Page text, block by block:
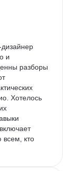
и
разборы
Хотелось
всем, кто